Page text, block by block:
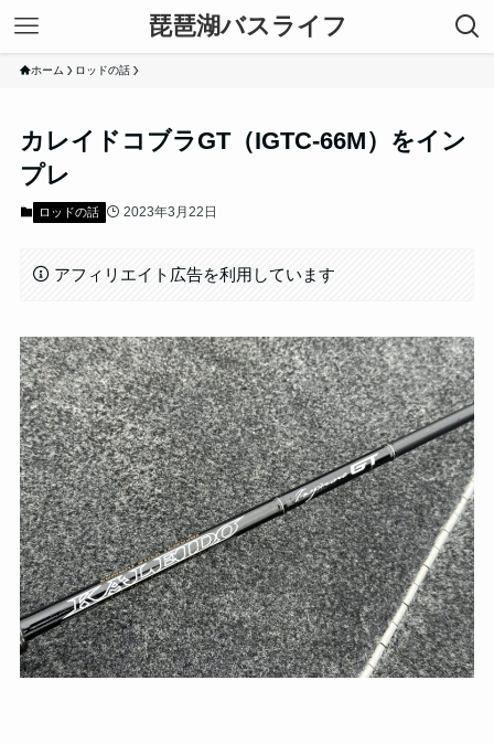
琵琶湖バスライフ
ホーム ロッドの話
カレイドコブラGT（IGTC-66M）をイン
プレ
ロッドの話 2023年3月22日
アフィリエイト広告を利用しています